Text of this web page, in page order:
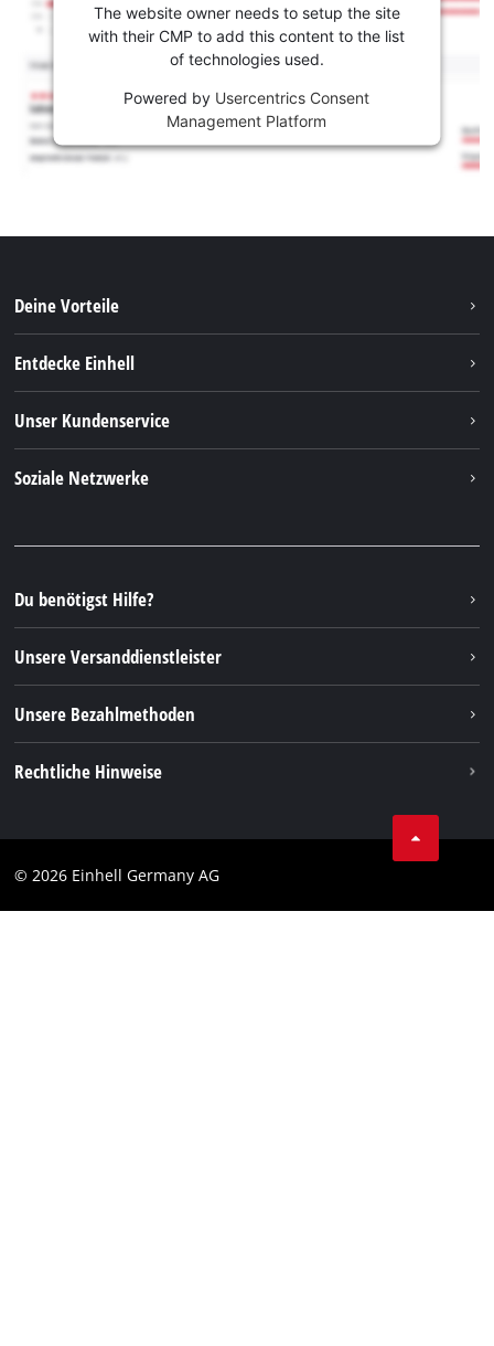
The website owner needs to setup the site
with their CMP to add this content to the list
of technologies used.
Powered by Usercentrics Consent
Management Platform
Deine Vorteile
Entdecke Einhell
Nachhaltigkeit
Unser Kundenservice
FAQs
Rücksendungen / Widerruf
Verpackungsrichtlinien
Hinweise zur Batterieentsorgung
Vertrag widerrufen
Soziale Netzwerke
Instagram
TikTok
Pinterest
Linkedin
Du benötigst Hilfe?
Unsere Versanddienstleister
Unsere Bezahlmethoden
Rechtliche Hinweise
Impressum
© 2026 Einhell Germany AG